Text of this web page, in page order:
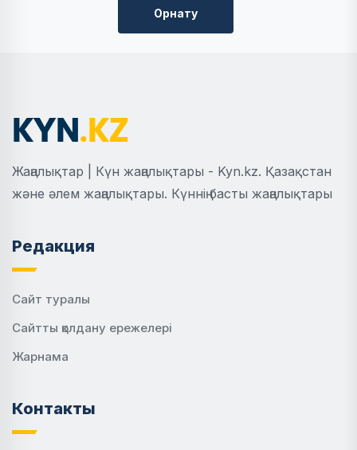
Орнату
Жаңалықтар | Күн жаңалықтары - Kyn.kz. Қазақстан
және әлем жаңалықтары. Күннің басты жаңалықтары
Редакция
Сайт туралы
Сайтты қолдану ережелері
Жарнама
Контакты